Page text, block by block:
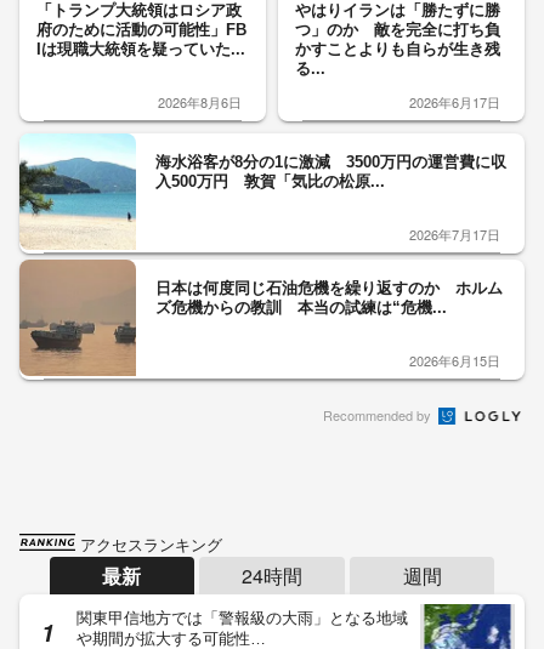
「トランプ大統領はロシア政
府のために活動の可能性」FB
Iは現職大統領を疑っていた...
2026年8月6日
やはりイランは「勝たずに勝
つ」のか 敵を完全に打ち負
かすことよりも自らが生き残
る...
2026年6月17日
海水浴客が8分の1に激減 3500万円の運営費に収
入500万円 敦賀「気比の松原...
2026年7月17日
日本は何度同じ石油危機を繰り返すのか ホルム
ズ危機からの教訓 本当の試練は“危機...
2026年6月15日
Recommended by
アクセスランキング
最新 24時間 週間
関東甲信地方では「警報級の大雨」となる地域
や期間が拡大する可能性…